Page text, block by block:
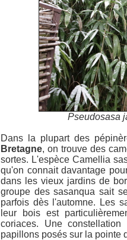
Pseudosasa
Dans la plupart des
Bretagne, on trouve des
sortes. L'espèce Camellia
qu'on connait davantage
dans les vieux jardins de
groupe des sasanqua sait
parfois dès l'automne. Les
leur bois est
coriaces. Une
papillons posés sur la pointe